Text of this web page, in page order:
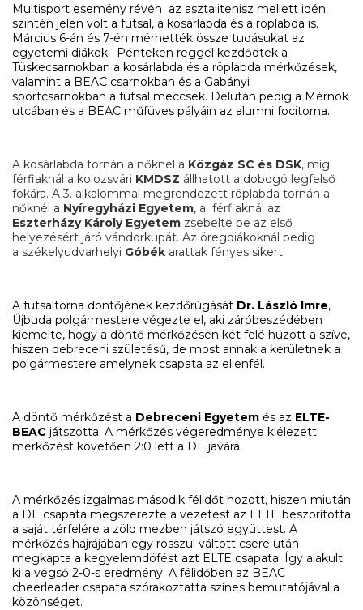
Multisport esemény révén az asztalitenisz mellett idén
szintén jelen volt a futsal, a kosárlabda és a röplabda is.
Március 6-án és 7-én mérhették össze tudásukat az
egyetemi diákok. Pénteken reggel kezdődtek a
Tüskecsarnokban a kosárlabda és a röplabda mérkőzések,
valamint a BEAC csarnokban és a Gabányi
sportcsarnokban a futsal meccsek. Délután pedig a Mérnök
utcában és a BEAC műfüves pályáin az alumni focitorna.
A kosárlabda tornán a nőknél a Közgáz SC és DSK, míg
férfiaknál a kolozsvári KMDSZ állhatott a dobogó legfelső
fokára. A 3. alkalommal megrendezett röplabda tornán a
nőknél a Nyíregyházi Egyetem, a férfiaknál az
Eszterházy Károly Egyetem zsebelte be az első
helyezésért járó vándorkupát. Az öregdiákoknál pedig
a székelyudvarhelyi Góbék arattak fényes sikert.
A futsaltorna döntőjének kezdőrúgását Dr. László Imre,
Újbuda polgármestere végezte el, aki záróbeszédében
kiemelte, hogy a döntő mérkőzésen két felé húzott a szíve,
hiszen debreceni születésű, de most annak a kerületnek a
polgármestere amelynek csapata az ellenfél.
A döntő mérkőzést a Debreceni Egyetem és az ELTE-
BEAC játszotta. A mérkőzés végeredménye kiélezett
mérkőzést követően 2:0 lett a DE javára.
A mérkőzés izgalmas második félidőt hozott, hiszen miután
a DE csapata megszerezte a vezetést az ELTE beszorította
a saját térfelére a zöld mezben játszó együttest. A
mérkőzés hajrájában egy rosszul váltott csere után
megkapta a kegyelemdöfést azt ELTE csapata. Így alakult
ki a végső 2-0-s eredmény. A félidőben az BEAC
cheerleader csapata szórakoztatta színes bemutatójával a
közönséget.